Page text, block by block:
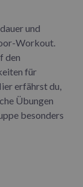
und
Workout.
den
für
erfährst du,
Übungen
besonders